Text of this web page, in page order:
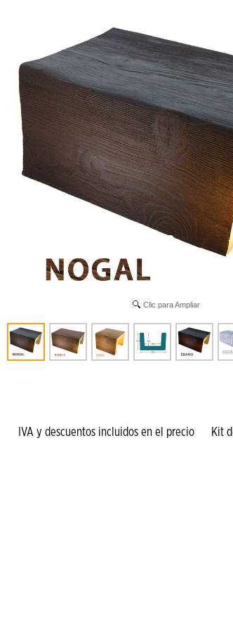
Clic para Ampliar
IVA y descuentos incluidos en el precio Kit